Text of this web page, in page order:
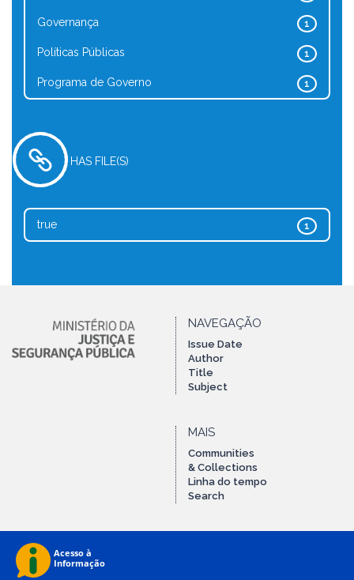
1
Governança
1
Políticas Públicas
1
Programa de Governo
HAS FILE(S)
1
true
NAVEGAÇÃO
Issue Date
Author
Title
Subject
MAIS
Communities
& Collections
Linha do tempo
Search